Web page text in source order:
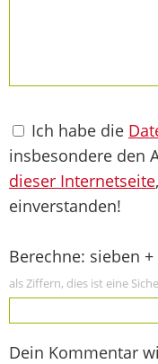
Ich habe die
insbesondere den
dieser Internetseite
einverstanden!
Berechne: sieben
als Ziffern, dies ist eine
Dein Kommentar